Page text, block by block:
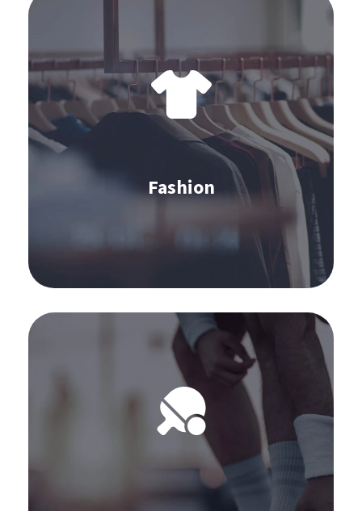
Fashion
Software per il Fashion:
S&OP
Omnichannel
Inventario
Gestione degli ordini
Software per Sport & Games:
S&OP
Previsione della domanda
Approvvigionamento
Inventario
Omnichannel
Gestione dei fornitori